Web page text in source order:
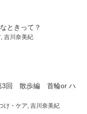
ときって？
吉川奈美紀
3回 散歩編 首輪or ハ
け・ケア 吉川奈美紀